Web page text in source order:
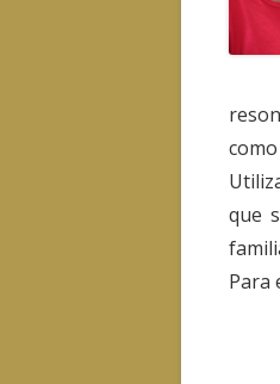
que
Para